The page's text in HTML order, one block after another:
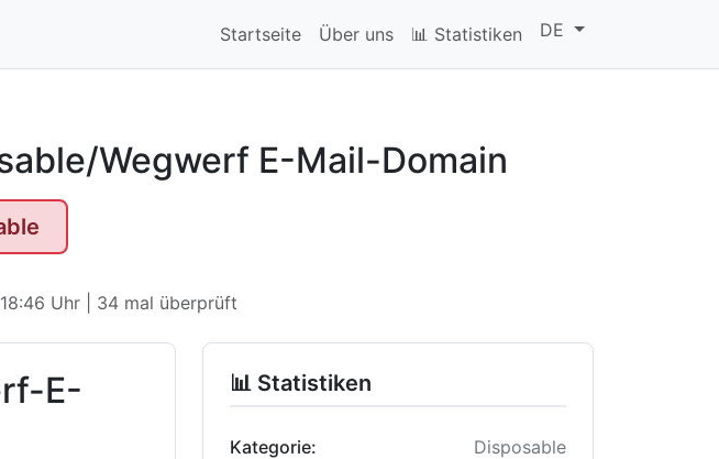
Startseite Über uns 📊 Statistiken DE
Wegwerf E-Mail-Domain
Uhr | 34 mal überprüft
E-
📊 Statistiken
Kategorie: Disposable